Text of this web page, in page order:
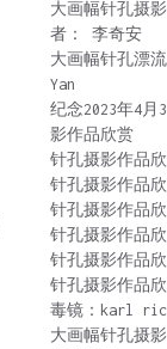
大画幅针孔摄
者： 李奇安
大画幅针孔漂
Yan
纪念2023年4月
影作品欣赏
针孔摄影作品
针孔摄影作品
针孔摄影作品
针孔摄影作品
针孔摄影作品
针孔摄影作品
毒镜：karl
大画幅针孔摄